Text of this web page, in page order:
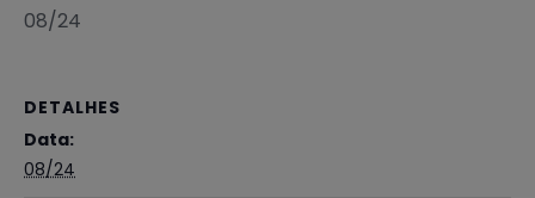
08/24
DETALHES
Data:
08/24